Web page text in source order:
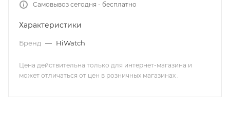
Самовывоз сегодня - бесплатно
Характеристики
Бренд — HiWatch
Цена действительна только для интернет-магазина и
может отличаться от цен в розничных магазинах .